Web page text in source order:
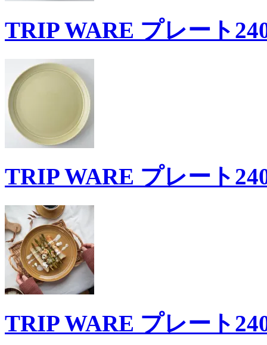
TRIP WARE プレート
TRIP WARE プレート
TRIP WARE プレート